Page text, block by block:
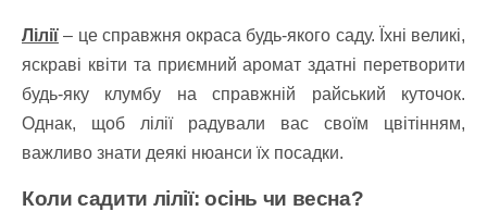
Лілії – це справжня окраса будь-якого саду. Їхні великі,
яскраві квіти та приємний аромат здатні перетворити
будь-яку клумбу на справжній райський куточок.
Однак, щоб лілії радували вас своїм цвітінням,
важливо знати деякі нюанси їх посадки.
Коли садити лілії: осінь чи весна?